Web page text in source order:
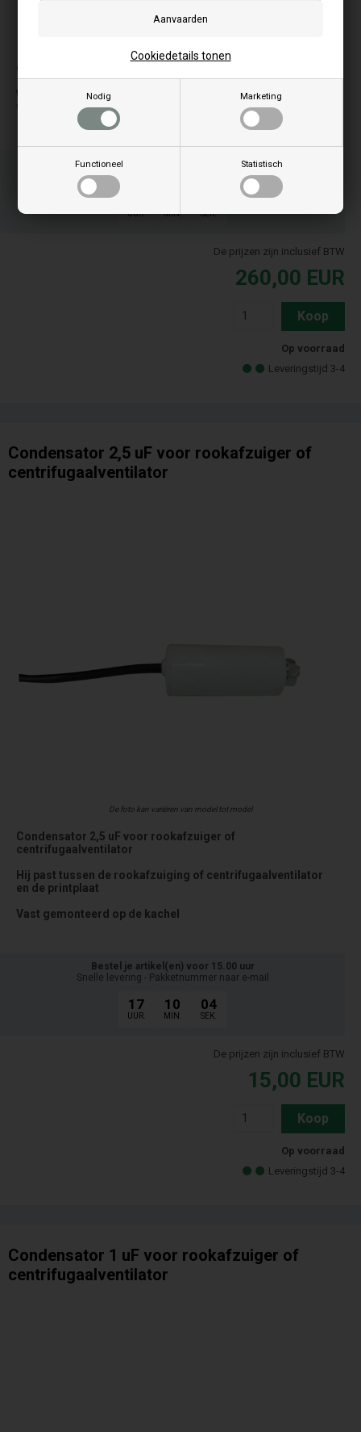
Nodig Marketing
Functioneel Statistisch
Cookiedetails tonen
Geschikt voor:
W
WP Aqua
Bestel je artikel(en) voor 15.00 uur
Snelle levering - Pakketnummer naar e-mail
UUR. MIN. SEK.
De prijzen zijn inclusief BTW
260,00 EUR
Koop
Op voorraad
Leveringstijd 3-4
Condensator 2,5 uF voor rookafzuiger of
centrifugaalventilator
De foto kan variëren van model tot model
Condensator 2,5 uF voor rookafzuiger of
centrifugaalventilator
Hij past tussen de rookafzuiging of centrifugaalventilator
en de printplaat
Vast gemonteerd op de kachel
Bestel je artikel(en) voor 15.00 uur
Snelle levering - Pakketnummer naar e-mail
17
UUR.
10
MIN.
04
SEK.
De prijzen zijn inclusief BTW
15,00 EUR
Koop
Op voorraad
Leveringstijd 3-4
Condensator 1 uF voor rookafzuiger of
centrifugaalventilator